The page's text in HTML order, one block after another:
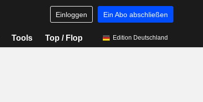
Einloggen Ein Abo abschließen
Tools Top / Flop Edition Deutschland